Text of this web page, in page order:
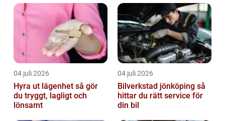
andra företag. Det är en av de mest p...
04 juli 2026
Hyra ut lägenhet så gör
du tryggt, lagligt och
lönsamt
04 juli 2026
Bilverkstad jönköping så
hittar du rätt service för
din bil